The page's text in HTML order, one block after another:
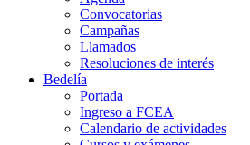
Convocatorias
Campañas
Llamados
Resoluciones de interés
Bedelía
Portada
Ingreso a FCEA
Calendario de actividades